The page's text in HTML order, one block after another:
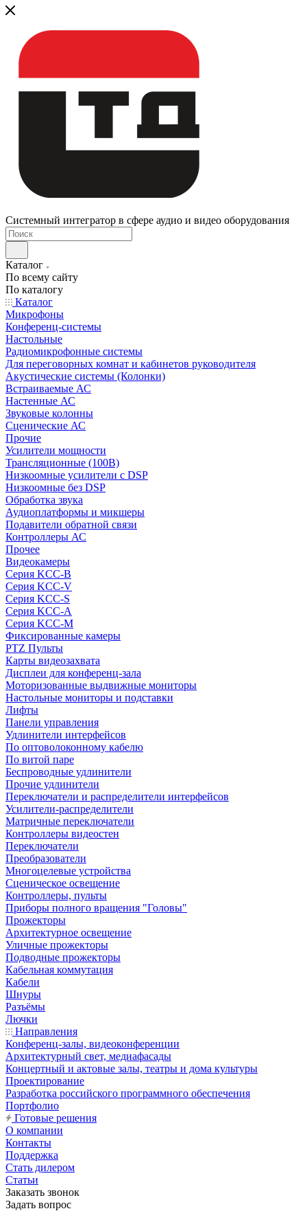
Системный интегратор в сфере аудио и видео оборудования
Каталог
По всему сайту
По каталогу
Каталог
Микрофоны
Конференц-системы
Настольные
Радиомикрофонные системы
Для переговорных комнат и кабинетов руководителя
Акустические системы (Колонки)
Встраиваемые АС
Настенные АС
Звуковые колонны
Сценические АС
Прочие
Усилители мощности
Трансляционные (100В)
Низкоомные усилители с DSP
Низкоомные без DSP
Обработка звука
Аудиоплатформы и микшеры
Подавители обратной связи
Контроллеры АС
Прочее
Видеокамеры
Серия KCC-B
Серия KCC-V
Серия KCC-S
Серия KCC-A
Серия KCC-M
Фиксированные камеры
PTZ Пульты
Карты видеозахвата
Дисплеи для конференц-зала
Моторизованные выдвижные мониторы
Настольные мониторы и подставки
Лифты
Панели управления
Удлинители интерфейсов
По оптоволоконному кабелю
По витой паре
Беспроводные удлинители
Прочие удлинители
Переключатели и распределители интерфейсов
Усилители-распределители
Матричные переключатели
Контроллеры видеостен
Переключатели
Преобразователи
Многоцелевые устройства
Сценическое освещение
Контроллеры, пульты
Приборы полного вращения "Головы"
Прожекторы
Архитектурное освещение
Уличные прожекторы
Подводные прожекторы
Кабельная коммутация
Кабели
Шнуры
Разъёмы
Лючки
Направления
Конференц-залы, видеоконференции
Архитектурный свет, медиафасады
Концертный и актовые залы, театры и дома культуры
Проектирование
Разработка российского программного обеспечения
Портфолио
Готовые решения
О компании
Контакты
Поддержка
Стать дилером
Статьи
Заказать звонок
Задать вопрос